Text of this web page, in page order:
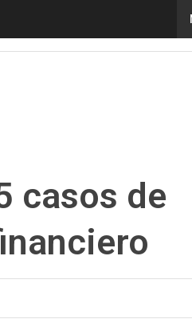
en el sector
casos de